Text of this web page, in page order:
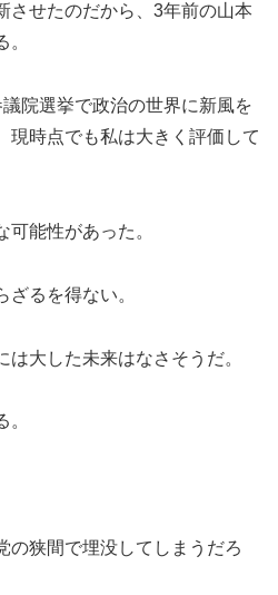
させたのだから、3年前の山本
院選挙で政治の世界に新風を
現時点でも私は大きく評価して
能性があった。
るを得ない。
大した未来はなさそうだ。
の狭間で埋没してしまうだろ